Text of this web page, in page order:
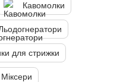
Кавомолки
для стрижки
Міксери